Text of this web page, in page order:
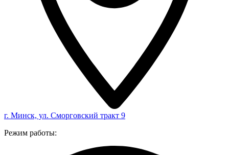
г. Минск, ул. Сморговский тракт 9
Режим работы: